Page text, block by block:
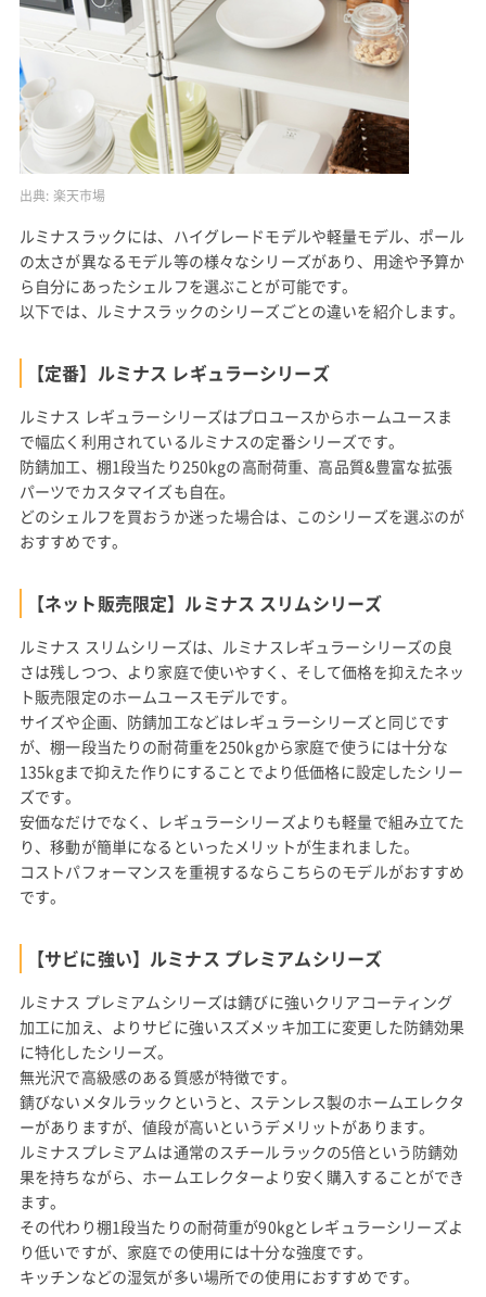
出典: 楽天市場
ルミナスラックには、ハイグレードモデルや軽量モデル、ポール
の太さが異なるモデル等の様々なシリーズがあり、用途や予算か
ら自分にあったシェルフを選ぶことが可能です。
以下では、ルミナスラックのシリーズごとの違いを紹介します。
【定番】ルミナス レギュラーシリーズ
ルミナス レギュラーシリーズはプロユースからホームユースま
で幅広く利用されているルミナスの定番シリーズです。
防錆加工、棚1段当たり250kgの高耐荷重、高品質&豊富な拡張
パーツでカスタマイズも自在。
どのシェルフを買おうか迷った場合は、このシリーズを選ぶのが
おすすめです。
【ネット販売限定】ルミナス スリムシリーズ
ルミナス スリムシリーズは、ルミナスレギュラーシリーズの良
さは残しつつ、より家庭で使いやすく、そして価格を抑えたネッ
ト販売限定のホームユースモデルです。
サイズや企画、防錆加工などはレギュラーシリーズと同じです
が、棚一段当たりの耐荷重を250kgから家庭で使うには十分な
135kgまで抑えた作りにすることでより低価格に設定したシリー
ズです。
安価なだけでなく、レギュラーシリーズよりも軽量で組み立てた
り、移動が簡単になるといったメリットが生まれました。
コストパフォーマンスを重視するならこちらのモデルがおすすめ
です。
【サビに強い】ルミナス プレミアムシリーズ
ルミナス プレミアムシリーズは錆びに強いクリアコーティング
加工に加え、よりサビに強いスズメッキ加工に変更した防錆効果
に特化したシリーズ。
無光沢で高級感のある質感が特徴です。
錆びないメタルラックというと、ステンレス製のホームエレクタ
ーがありますが、値段が高いというデメリットがあります。
ルミナスプレミアムは通常のスチールラックの5倍という防錆効
果を持ちながら、ホームエレクターより安く購入することができ
ます。
その代わり棚1段当たりの耐荷重が90kgとレギュラーシリーズよ
り低いですが、家庭での使用には十分な強度です。
キッチンなどの湿気が多い場所での使用におすすめです。